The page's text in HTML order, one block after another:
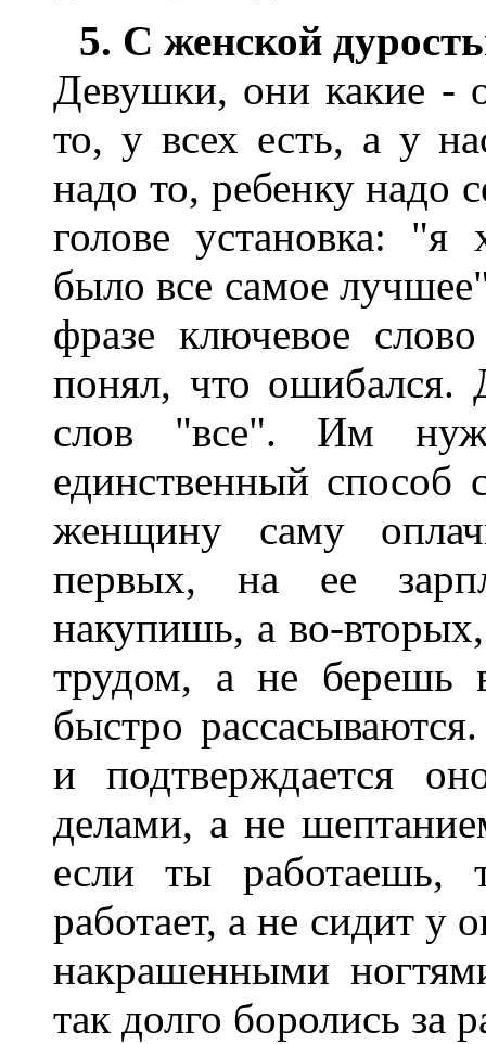
5. С женской
Девушки, они какие -
то, у всех есть, а у
надо то, ребенку надо
голове установка:
было все самое
фразе ключевое
понял, что ошибался.
слов "все". Им
единственный способ
женщину саму
первых, на ее
накупишь, а во-
трудом, а не берешь
быстро
и подтверждается
делами, а не
если ты
работает, а не сидит
накрашенными
так долго боролись за